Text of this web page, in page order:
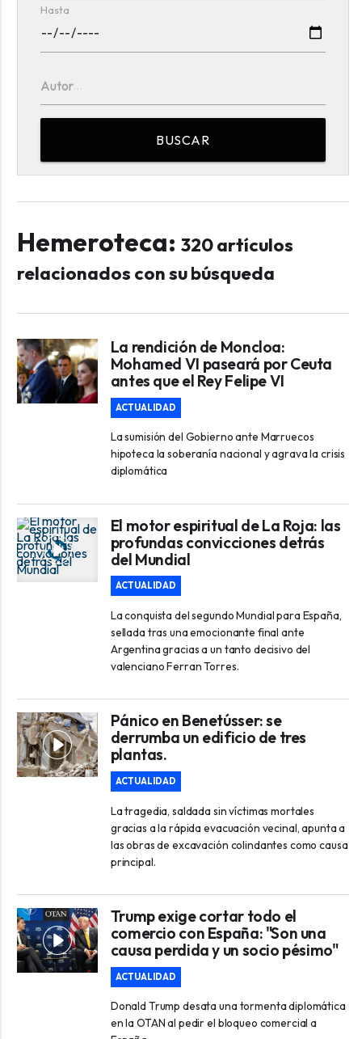
Hasta
Autor
BUSCAR
Hemeroteca: 320 artículos
relacionados con su búsqueda
La rendición de Moncloa:
Mohamed VI paseará por Ceuta
antes que el Rey Felipe VI
ACTUALIDAD
La sumisión del Gobierno ante Marruecos
hipoteca la soberanía nacional y agrava la crisis
diplomática
El motor espiritual de La Roja: las
profundas convicciones detrás
del Mundial
ACTUALIDAD
La conquista del segundo Mundial para España,
sellada tras una emocionante final ante
Argentina gracias a un tanto decisivo del
valenciano Ferran Torres.
Pánico en Benetússer: se
derrumba un edificio de tres
plantas.
ACTUALIDAD
La tragedia, saldada sin víctimas mortales
gracias a la rápida evacuación vecinal, apunta a
las obras de excavación colindantes como causa
principal.
Trump exige cortar todo el
comercio con España: "Son una
causa perdida y un socio pésimo"
ACTUALIDAD
Donald Trump desata una tormenta diplomática
en la OTAN al pedir el bloqueo comercial a